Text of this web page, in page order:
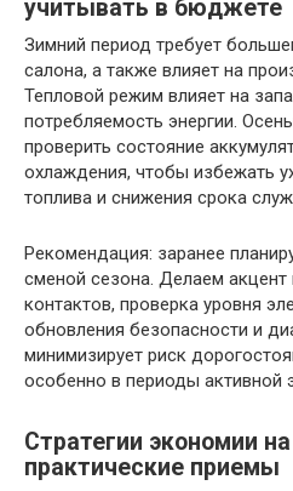
учитывать в бюджете
Зимний период требует
салона, а также влияет на
Тепловой режим влияет на
потребляемость энергии.
проверить состояние
охлаждения, чтобы избежать
топлива и снижения срока
Рекомендация: заранее
сменой сезона. Делаем акцент
контактов, проверка уровня
обновления безопасности и
минимизирует риск
особенно в периоды активной
Стратегии экономии
практические приемы